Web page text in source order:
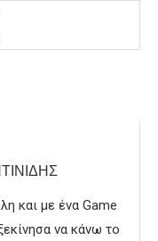
και με ένα Game
να κάνω το